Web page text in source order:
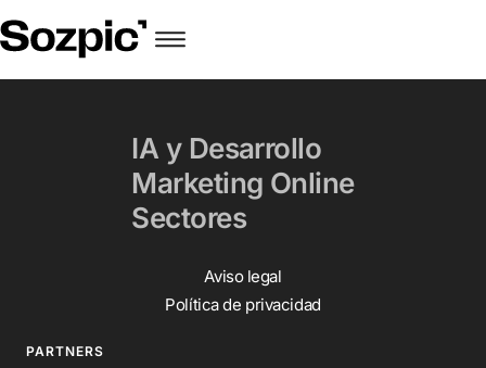
IA y Desarrollo
Marketing Online
Sectores
Aviso legal
Política de privacidad
PARTNERS